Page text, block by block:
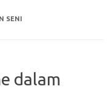
SENI
dalam